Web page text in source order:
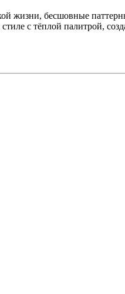
жизни, бесшовные
с тёплой палитрой,